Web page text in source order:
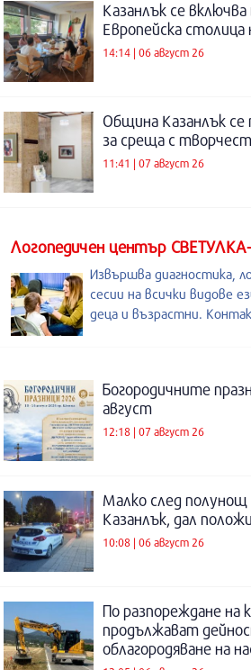
Казанлък се
Европейска
14:14 | 06 август 26
Община Казанлък
за среща с
11:41 | 07 август 26
Логопедичен център
Извършва диагностика,
сесии на всички видове
деца и възрастни.
Богородичните
август
12:18 | 07 август 26
Малко след
Казанлък, дал
10:08 | 06 август 26
По разпореждане на
продължават
облагородяване на